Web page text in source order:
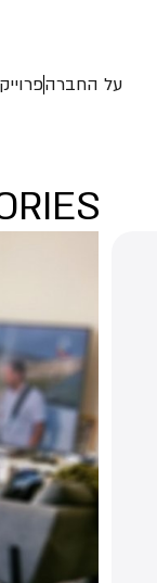
על החברה